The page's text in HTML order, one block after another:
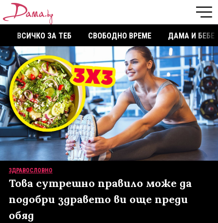
ВСИЧКО ЗА ТЕБ СВОБОДНО ВРЕМЕ ДАМА И БЕБЕ
ЗДРАВОСЛОВНО
Това сутрешно правило може да
подобри здравето ви още преди
обяд